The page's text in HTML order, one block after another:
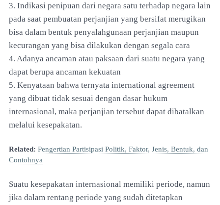
3. Indikasi penipuan dari negara satu terhadap negara lain
pada saat pembuatan perjanjian yang bersifat merugikan
bisa dalam bentuk penyalahgunaan perjanjian maupun
kecurangan yang bisa dilakukan dengan segala cara
4. Adanya ancaman atau paksaan dari suatu negara yang
dapat berupa ancaman kekuatan
5. Kenyataan bahwa ternyata international agreement
yang dibuat tidak sesuai dengan dasar hukum
internasional, maka perjanjian tersebut dapat dibatalkan
melalui kesepakatan.
Related: Pengertian Partisipasi Politik, Faktor, Jenis, Bentuk, dan
Contohnya
Suatu kesepakatan internasional memiliki periode, namun
jika dalam rentang periode yang sudah ditetapkan